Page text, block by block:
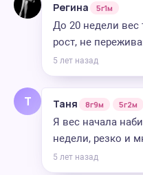
Регина 5г1м
До 20 недели вес
рост, не
5 лет назад
Т Таня 8г9м 5г2м
Я вес начала
недели, резко и
5 лет назад